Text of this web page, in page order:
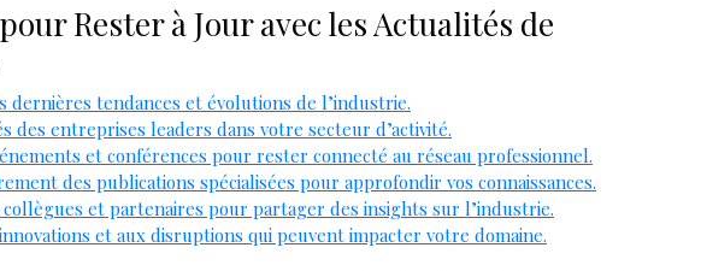
Rester à Jour avec les Actualités de
dernières tendances et évolutions de l’industrie.
des entreprises leaders dans votre secteur d’activité.
et conférences pour rester connecté au réseau professionnel.
des publications spécialisées pour approfondir vos connaissances.
collègues et partenaires pour partager des insights sur l’industrie.
et aux disruptions qui peuvent impacter votre domaine.